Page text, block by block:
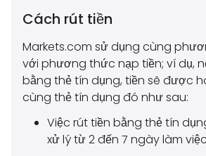
Cách rút tiền
Markets.com sử dụng cùng
với phương thức nạp tiền; ví dụ,
bằng thẻ tín dụng, tiền sẽ được
cùng thẻ tín dụng đó như sau:
Việc rút tiền bằng thẻ tín
xử lý từ 2 đến 7 ngày làm